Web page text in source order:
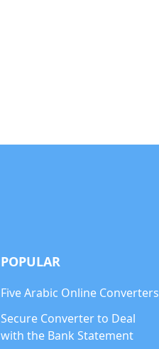
POPULAR
Five Arabic Online Converters
Secure Converter to Deal
with the Bank Statement